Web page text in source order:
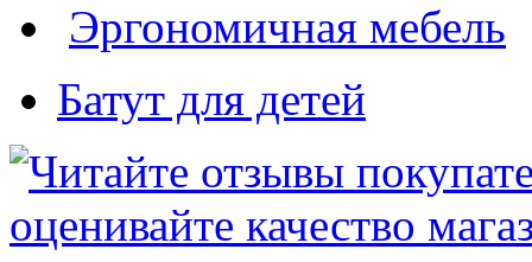
Эргономичная мебель
Батут для детей